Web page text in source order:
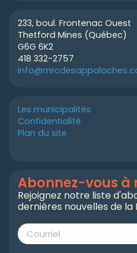
233, boul. Frontenac Ouest
Thetford Mines (Québec)
G6G 6K2
418 332-2757
Les municipalités
Confidentialité
Plan du site
Abonnez-vous
Rejoignez notre liste
dernières nouvelles de la